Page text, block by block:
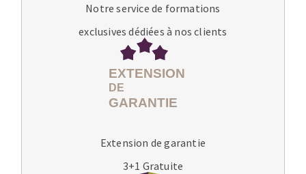
Notre service de formations
exclusives dédiées à nos clients
Extension de garantie
3+1 Gratuite